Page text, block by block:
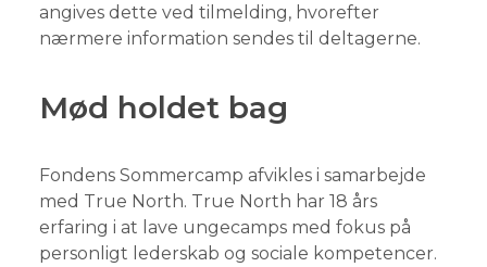
angives dette ved tilmelding, hvorefter
nærmere information sendes til deltagerne.
Mød holdet bag
Fondens Sommercamp afvikles i samarbejde
med True North. True North har 18 års
erfaring i at lave ungecamps med fokus på
personligt lederskab og sociale kompetencer.